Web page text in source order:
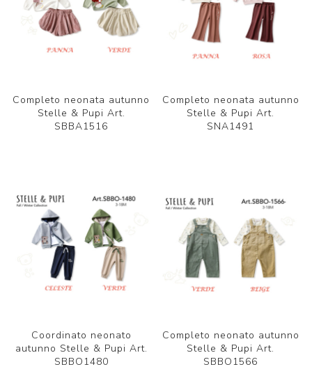
Completo neonata autunno
Stelle & Pupi Art.
SBBA1516
Completo neonata autunno
Stelle & Pupi Art.
SNA1491
Coordinato neonato
autunno Stelle & Pupi Art.
SBBO1480
Completo neonato autunno
Stelle & Pupi Art.
SBBO1566